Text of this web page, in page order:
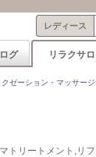
レディース
グ リラクサ
クゼーション・マッサー
トリートメント,リ